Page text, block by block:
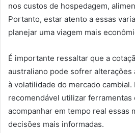
nos custos de hospedagem,
Portanto, estar atento a essas
planejar uma viagem mais
É importante ressaltar que a
australiano pode sofrer alterações
à volatilidade do mercado cambial.
recomendável utilizar
acompanhar em tempo real essas
decisões mais informadas.